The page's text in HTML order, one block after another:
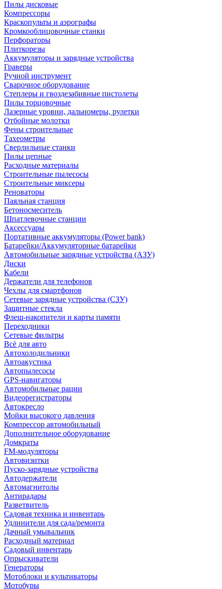
Пилы дисковые
Компрессоры
Краскопульты и аэрографы
Кромкооблицовочные станки
Перфораторы
Плиткорезы
Аккумуляторы и зарядные устройства
Граверы
Ручной инструмент
Сварочное оборудование
Степлеры и гвоздезабивные пистолеты
Пилы торцовочные
Лазерные уровни, дальномеры, рулетки
Отбойные молотки
Фены строительные
Тахеометры
Сверлильные станки
Пилы цепные
Расходные материалы
Строительные пылесосы
Строительные миксеры
Реноваторы
Паяльная станция
Бетоносмеситель
Шпатлевочные станции
Аксессуары
Портативные аккумуляторы (Power bank)
Батарейки/Аккумуляторные батарейки
Автомобильные зарядные устройства (АЗУ)
Диски
Кабели
Держатели для телефонов
Чехлы для смартфонов
Сетевые зарядные устройства (СЗУ)
Защитные стекла
Флеш-накопители и карты памяти
Переходники
Сетевые фильтры
Всё для авто
Автохолодильники
Автоакустика
Автопылесосы
GPS-навигаторы
Автомобильные рации
Видеорегистраторы
Автокресло
Мойки высокого давления
Компрессор автомобильный
Дополнительное оборудование
Домкраты
FM-модуляторы
Автовизитки
Пуско-зарядные устройства
Автодержатели
Автомагнитолы
Антирадары
Разветвитель
Садовая техника и инвентарь
Удлинители для сада/ремонта
Дачный умывальник
Расходный материал
Садовый инвентарь
Опрыскиватели
Генераторы
Мотоблоки и культиваторы
Мотобуры